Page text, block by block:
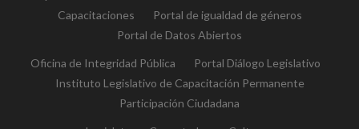
Capacitaciones
Portal de igualdad de géneros
Portal de Datos Abiertos
Oficina de Integridad Pública
Portal Diálogo Legislativo
Instituto Legislativo de Capacitación Permanente
Participación Ciudadana